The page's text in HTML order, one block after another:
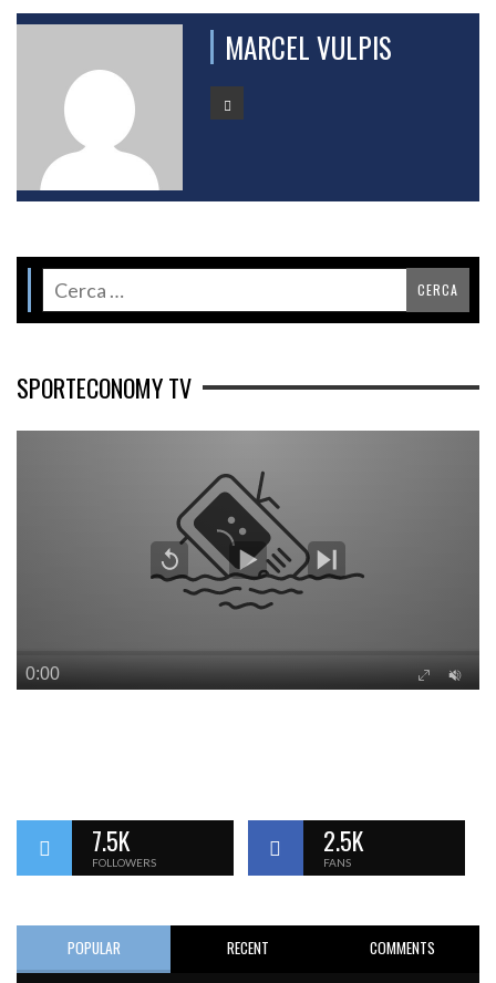
MARCEL VULPIS
SPORTECONOMY TV
7.5K
FOLLOWERS
2.5K
FANS
POPULAR RECENT COMMENTS